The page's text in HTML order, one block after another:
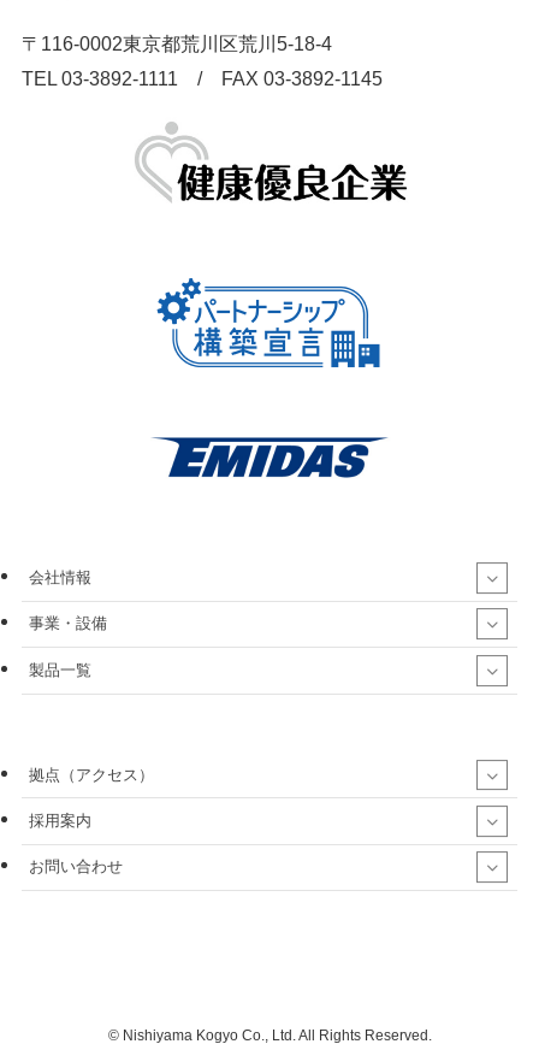
〒116-0002東京都荒川区荒川5-18-4
TEL 03-3892-1111 / FAX 03-3892-1145
会社情報
事業・設備
製品一覧
拠点（アクセス）
採用案内
お問い合わせ
©Nishiyama Kogyo Co., Ltd. All Rights Reserved.